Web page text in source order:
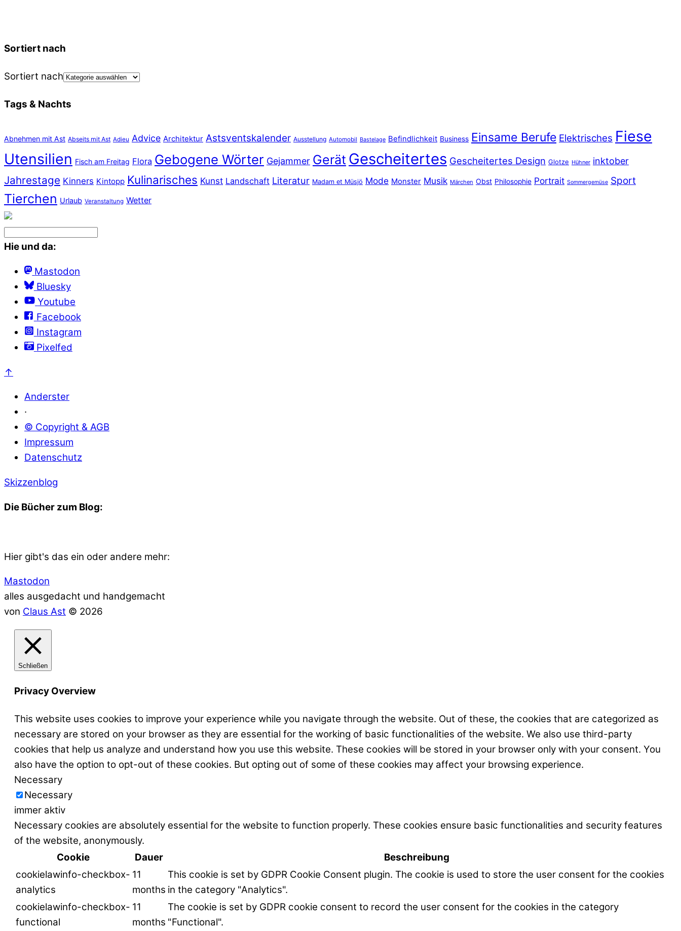
Sortiert nach
Sortiert nach
Tags & Nachts
Abnehmen mit Ast Abseits mit Ast Adieu Advice Architektur Astsventskalender Ausstellung Automobil Bastelage Befindlichkeit Business Einsame Berufe Elektrisches Fiese
Utensilien Fisch am Freitag Flora Gebogene Wörter Gejammer Gerät Gescheitertes Gescheitertes Design Glotze Hühner inktober
Jahrestage Kinners Kintopp Kulinarisches Kunst Landschaft Literatur Madam et Müsjö Mode Monster Musik Märchen Obst Philosophie Portrait Sommergemüse Sport
Tierchen Urlaub Veranstaltung Wetter
Hie und da:
Mastodon
Bluesky
Youtube
Facebook
Instagram
Pixelfed
↑
Anderster
·
© Copyright & AGB
Impressum
Datenschutz
Skizzenblog
Die Bücher zum Blog:
Hier gibt's das ein oder andere mehr:
Mastodon
alles ausgedacht und handgemacht
von Claus Ast © 2026
Schließen
Privacy Overview
This website uses cookies to improve your experience while you navigate through the website. Out of these, the cookies that are categorized as
necessary are stored on your browser as they are essential for the working of basic functionalities of the website. We also use third-party
cookies that help us analyze and understand how you use this website. These cookies will be stored in your browser only with your consent. You
also have the option to opt-out of these cookies. But opting out of some of these cookies may affect your browsing experience.
Necessary
Necessary
immer aktiv
Necessary cookies are absolutely essential for the website to function properly. These cookies ensure basic functionalities and security features
of the website, anonymously.
Cookie
Dauer
Beschreibung
cookielawinfo-checkbox-
analytics
11
months
This cookie is set by GDPR Cookie Consent plugin. The cookie is used to store the user consent for the cookies
in the category "Analytics".
cookielawinfo-checkbox-
functional
11
months
The cookie is set by GDPR cookie consent to record the user consent for the cookies in the category
"Functional".